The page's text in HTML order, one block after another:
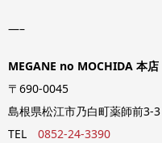
—–
MEGANE no MOCHIDA 本店
〒690-0045
島根県松江市乃白町薬師前3-
TEL 0852-24-3390